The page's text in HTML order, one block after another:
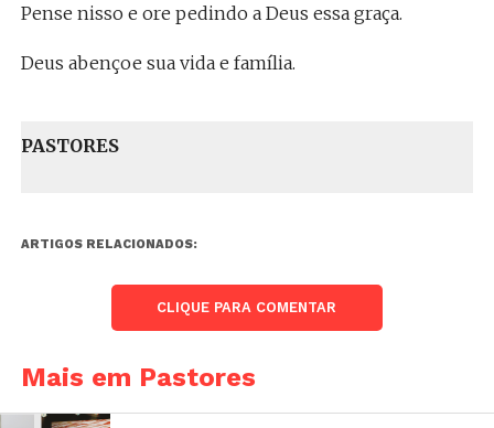
Pense nisso e ore pedindo a Deus essa graça.
Deus abençoe sua vida e família.
PASTORES
ARTIGOS RELACIONADOS:
CLIQUE PARA COMENTAR
Mais em Pastores